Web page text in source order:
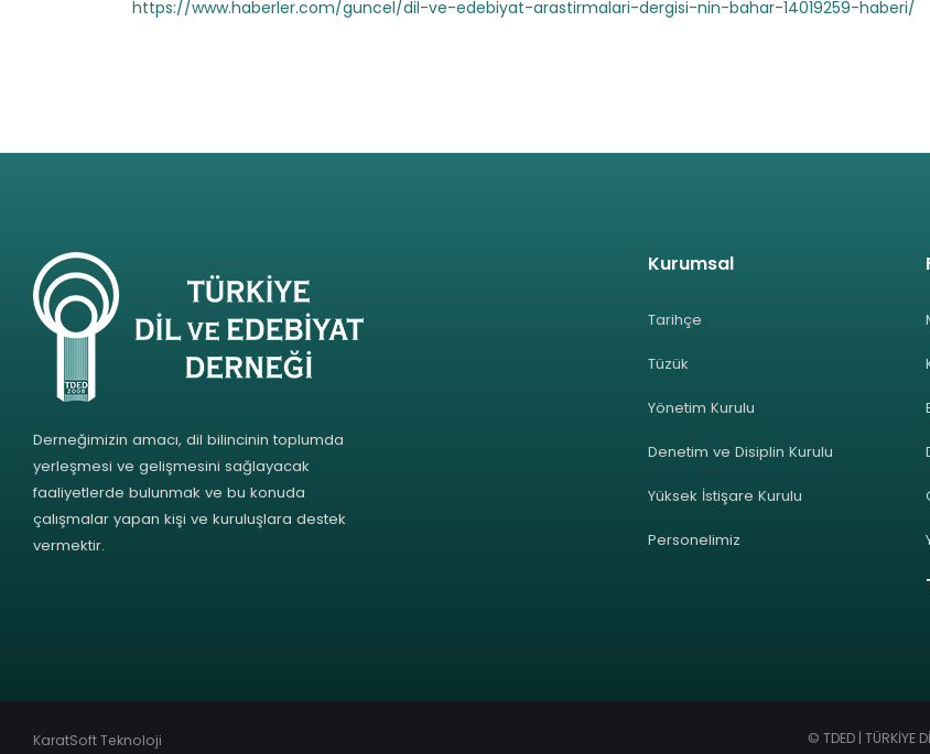
https://www.haberler.com/guncel/dil-ve-edebiyat-arastirmalari-dergisi-nin-bahar-14019259-haberi/
Derneğimizin amacı, dil bilincinin toplumda
yerleşmesi ve gelişmesini sağlayacak
faaliyetlerde bulunmak ve bu konuda
çalışmalar yapan kişi ve kuruluşlara destek
vermektir.
Kurumsal
Tarihçe
Tüzük
Yönetim Kurulu
Denetim ve Disiplin Kurulu
Yüksek İstişare Kurulu
Personelimiz
© TDED | TÜRKİYE
KaratSoft Teknoloji